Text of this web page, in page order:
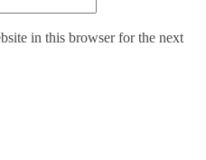
in this browser for the next